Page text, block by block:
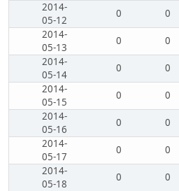
2014-
05-12
0 0
2014-
05-13
0 0
2014-
05-14
0 0
2014-
05-15
0 0
2014-
05-16
0 0
2014-
05-17
0 0
2014-
05-18
0 0